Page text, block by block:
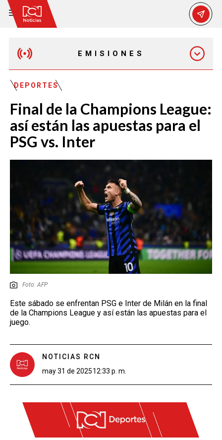
EMISIONES
EMISIÓN 7:00 PM
DEPORTES
Final de la Champions League:
así están las apuestas para el
PSG vs. Inter
Foto: AFP
Este sábado se enfrentan PSG e Inter de Milán en la final
de la Champions League y así están las apuestas para el
juego.
NOTICIAS RCN
may 31 de 202512:33 p. m.